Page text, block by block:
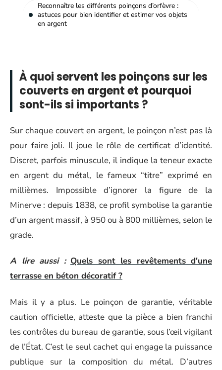
Reconnaître les différents poinçons d’orfèvre :
astuces pour bien identifier et estimer vos objets
en argent
À quoi servent les poinçons sur les
couverts en argent et pourquoi
sont-ils si importants ?
Sur chaque couvert en argent, le poinçon n’est pas là
pour faire joli. Il joue le rôle de certificat d’identité.
Discret, parfois minuscule, il indique la teneur exacte
en argent du métal, le fameux “titre” exprimé en
millièmes. Impossible d’ignorer la figure de la
Minerve : depuis 1838, ce profil symbolise la garantie
d’un argent massif, à 950 ou à 800 millièmes, selon le
grade.
A lire aussi : Quels sont les revêtements d'une
terrasse en béton décoratif ?
Mais il y a plus. Le poinçon de garantie, véritable
caution officielle, atteste que la pièce a bien franchi
les contrôles du bureau de garantie, sous l’œil vigilant
de l’État. C’est le seul cachet qui engage la puissance
publique sur la composition du métal. D’autres